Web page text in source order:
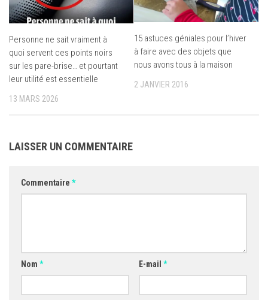
Personne ne sait vraiment à
quoi servent ces points noirs
sur les pare-brise… et pourtant
leur utilité est essentielle
13 MARS 2026
15 astuces géniales pour l’hiver
à faire avec des objets que
nous avons tous à la maison
2 JANVIER 2016
LAISSER UN COMMENTAIRE
Commentaire *
Nom * E-mail *